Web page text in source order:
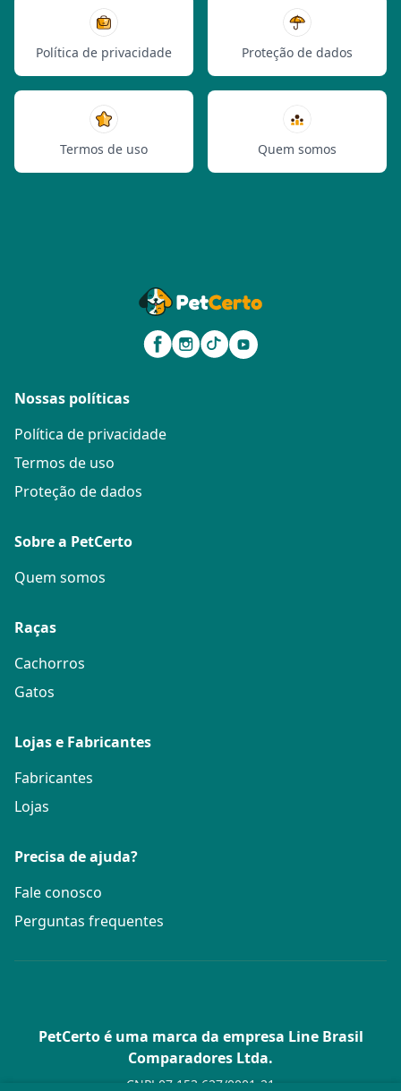
Política de privacidade Proteção de dados
Termos de uso Quem somos
Nossas políticas
Política de privacidade
Termos de uso
Proteção de dados
Sobre a PetCerto
Quem somos
Raças
Cachorros
Gatos
Lojas e Fabricantes
Fabricantes
Lojas
Precisa de ajuda?
Fale conosco
Perguntas frequentes
PetCerto é uma marca da empresa Line Brasil
Comparadores Ltda.
CNPJ 07.153.627/0001-21